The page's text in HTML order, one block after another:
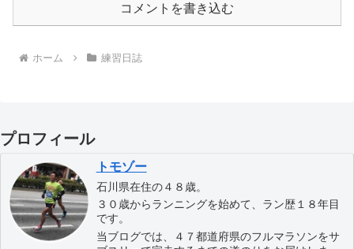
コメントを書き込む
ホーム 練習日誌
プロフィール
トモゾー
石川県在住の４８歳。
３０歳からランニングを始めて、ラン歴１８年目
です。
当ブログでは、４７都道府県のフルマラソンをサ